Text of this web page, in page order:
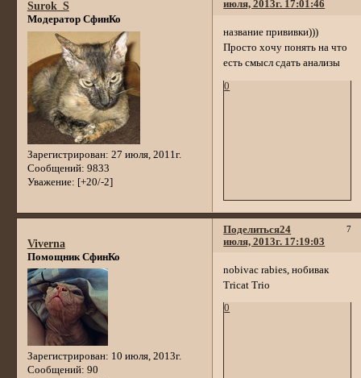
июля, 2013г. 17:01:46
Surok_S
Модератор СфинКо
Зарегистрирован: 27 июля, 2011г.
Сообщений: 9833
Уважение: [+20/-2]
название прививки)))
Просто хочу понять на что
есть смысл сдать анализы
0
Поделиться 7
24
июля, 2013г. 17:19:03
Viverna
Помощник СфинКо
Зарегистрирован: 10 июля, 2013г.
Сообщений: 90
nobivac rabies, нобивак
Tricat Trio
0